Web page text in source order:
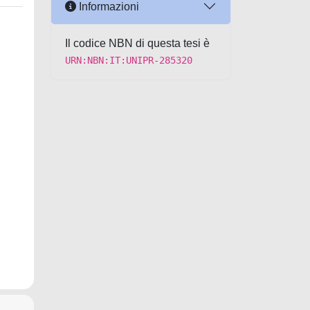
Informazioni
Il codice NBN di questa tesi è
URN:NBN:IT:UNIPR-285320